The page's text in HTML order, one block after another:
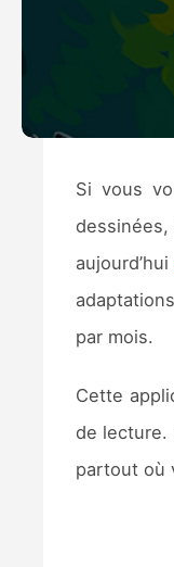
Si vous
aujourd’hui
par mois.
Cette
de lecture.
partout où